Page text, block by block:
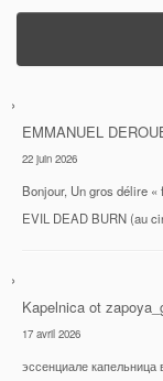
EMMANUEL
22 juin 2026
Bonjour, Un gros délire
EVIL DEAD BURN (au
Kapelnica ot
17 avril 2026
эссенциале